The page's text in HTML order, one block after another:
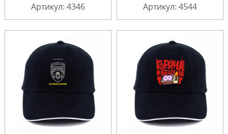
Артикул: 4346 Артикул: 4544